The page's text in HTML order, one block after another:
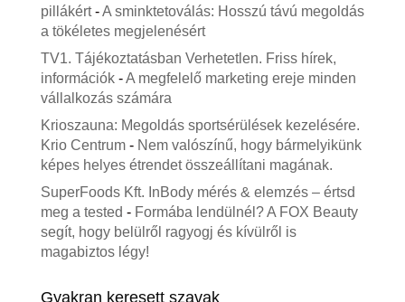
pillákért-A sminktetoválás: Hosszú távú megoldás
a tökéletes megjelenésért
TV1. Tájékoztatásban Verhetetlen. Friss hírek,
információk-A megfelelő marketing ereje minden
vállalkozás számára
Krioszauna: Megoldás sportsérülések kezelésére.
Krio Centrum- Nem valószínű, hogy bármelyikünk
képes helyes étrendet összeállítani magának.
SuperFoods Kft. InBody mérés & elemzés – értsd
meg a tested - Formába lendülnél? A FOX Beauty
segít, hogy belülről ragyogj és kívülről is
magabiztos légy!
Gyakran keresett szavak